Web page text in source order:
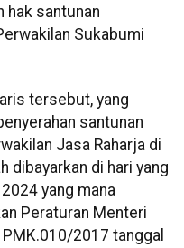
hak santunan
Sukabumi
tersebut, yang
santunan
Jasa Raharja di
dibayarkan di hari yang
yang mana
Peraturan Menteri
2017 tanggal